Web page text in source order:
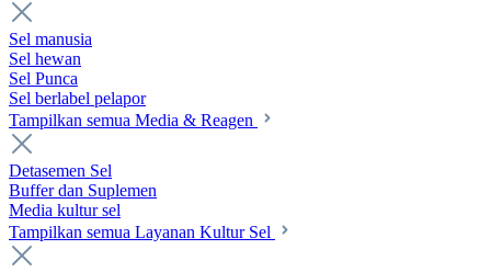
Sel manusia
Sel hewan
Sel Punca
Sel berlabel pelapor
Tampilkan semua Media & Reagen
Detasemen Sel
Buffer dan Suplemen
Media kultur sel
Tampilkan semua Layanan Kultur Sel